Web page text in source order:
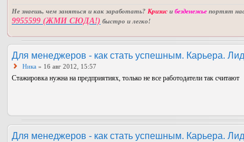
Не знаешь, чем заняться и как заработать? Кризис и безденежье портят
9955599 (ЖМИ СЮДА!) быстро и легко!
Для менеджеров - как стать успешным. Карьера.
Ника » 16 авг 2012, 15:57
Стажировка нужна на предприятиях, только не все работодатели так считают
Для менеджеров - как стать успешным. Карьера.